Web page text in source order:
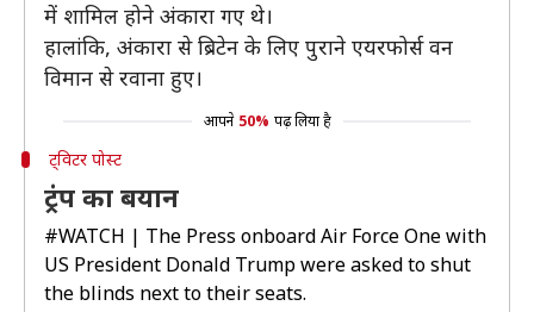
में शामिल होने अंकारा गए थे।
हालांकि, अंकारा से ब्रिटेन के लिए पुराने एयरफोर्स वन
विमान से रवाना हुए।
आपने 50% पढ़ लिया है
ट्विटर पोस्ट
ट्रंप का बयान
#WATCH | The Press onboard Air Force One with
US President Donald Trump were asked to shut
the blinds next to their seats.